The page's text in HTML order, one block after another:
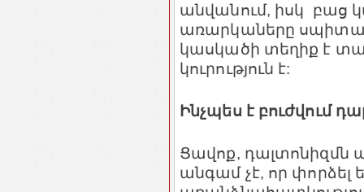
անվանում, իսկ բաց
առարկաները
կասկածի տեղիք է
կուրություն է:
Ինչպես է բուժվում
Ցավոք, դալտոնիզմն
անգամ չէ, որ փորձել